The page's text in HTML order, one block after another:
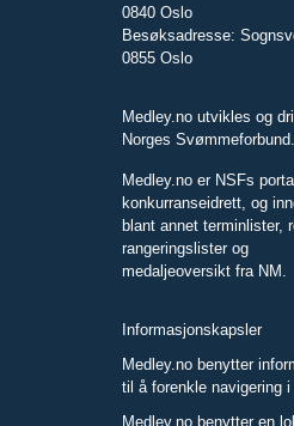
0840 Oslo
Besøksadresse:
0855 Oslo
Medley.no utvikles og
Norges Svømmeforbund.
Medley.no er NSFs
konkurranseidrett, og
blant annet terminlister,
rangeringslister og
medaljeoversikt fra NM.
Informasjonskapsler
Medley.no benytter
til å forenkle navigering i
Medley.no benytter en